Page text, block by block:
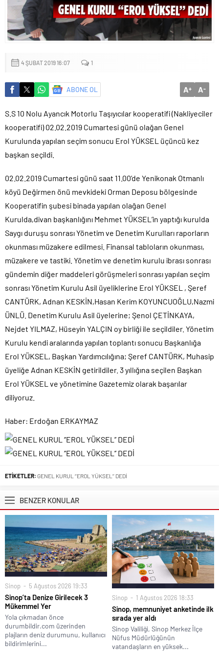
Küçük işletmeler büyük siber risklerle karşı karşıya
4 ŞUBAT 2019 16:07 1
ABONE OL A+ A-
S.S 10 Nolu Ayancık Motorlu Taşıyıcılar kooperatifi (Nakliyeciler
kooperatifi) 02.02.2019 Cumartesi günü olağan Genel
Kurulunda yapılan seçim sonucu Erol YÜKSEL üçüncü kez
başkan seçildi.
02.02.2019 Cumartesi günü saat 11.00’de Yenikonak Otmanlı
köyü Değirmen önü mevkideki Orman Deposu bölgesinde
Kooperatifin şubesi binada yapılan olağan Genel
Kurulda,divan başkanlığını Mehmet YÜKSEL’in yaptığı kurulda
Saygı duruşu sonrası Yönetim ve Denetim Kurulları raporların
okunması müzakere edilmesi. Finansal tabloların okunması,
müzakere ve tastiki. Yönetim ve denetim kurulu ibrası sonrası
gündemin diğer maddeleri görüşmeleri sonrası yapılan seçim
sonrası Yönetim Kurulu Asil üyeliklerine Erol YÜKSEL , Şeref
CANTÜRK, Adnan KESKİN,Hasan Kerim KOYUNCUOĞLU,Nazmi
ÜNLÜ. Denetim Kurulu Asil üyelerine; Şenol ÇETİNKAYA,
Nejdet YILMAZ, Hüseyin YALÇIN oy birliği ile seçildiler. Yönetim
Kurulu kendi aralarında yapılan toplantı sonucu Başkanlığa
Erol YÜKSEL, Başkan Yardımcılığına; Şeref CANTÜRK, Muhasip
üyeliğe Adnan KESKİN getirildiler. 3 yıllığına seçilen Başkan
Erol YÜKSEL ve yönetimine Gazetemiz olarak başarılar
diliyoruz.
Haber: Erdoğan ERKAYMAZ
ETİKETLER: GENEL KURUL ‘’EROL YÜKSEL’’ DEDİ
BENZER KONULAR
Sinop 5 Ağustos 2026 19:33
Sinop’ta Denize Girilecek 3
Mükemmel Yer
Yola çıkmadan önce
durumbildir.com üzerinden
plajların deniz durumunu, kullanıcı
bildirimlerini...
Sinop 1 Ağustos 2026 18:33
Sinop, memnuniyet anketinde ilk
sırada yer aldı
Sinop Valiliği, Sinop Merkez İlçe
Nüfus Müdürlüğünün
vatandaşların en yüksek...